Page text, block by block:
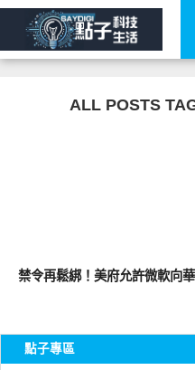
ALL POSTS
禁令再鬆綁！美府允許微軟向
點子專區